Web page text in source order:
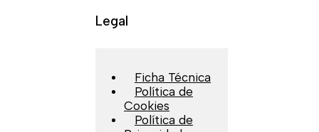
Legal
Ficha Técnica
Política de
Cookies
Política de